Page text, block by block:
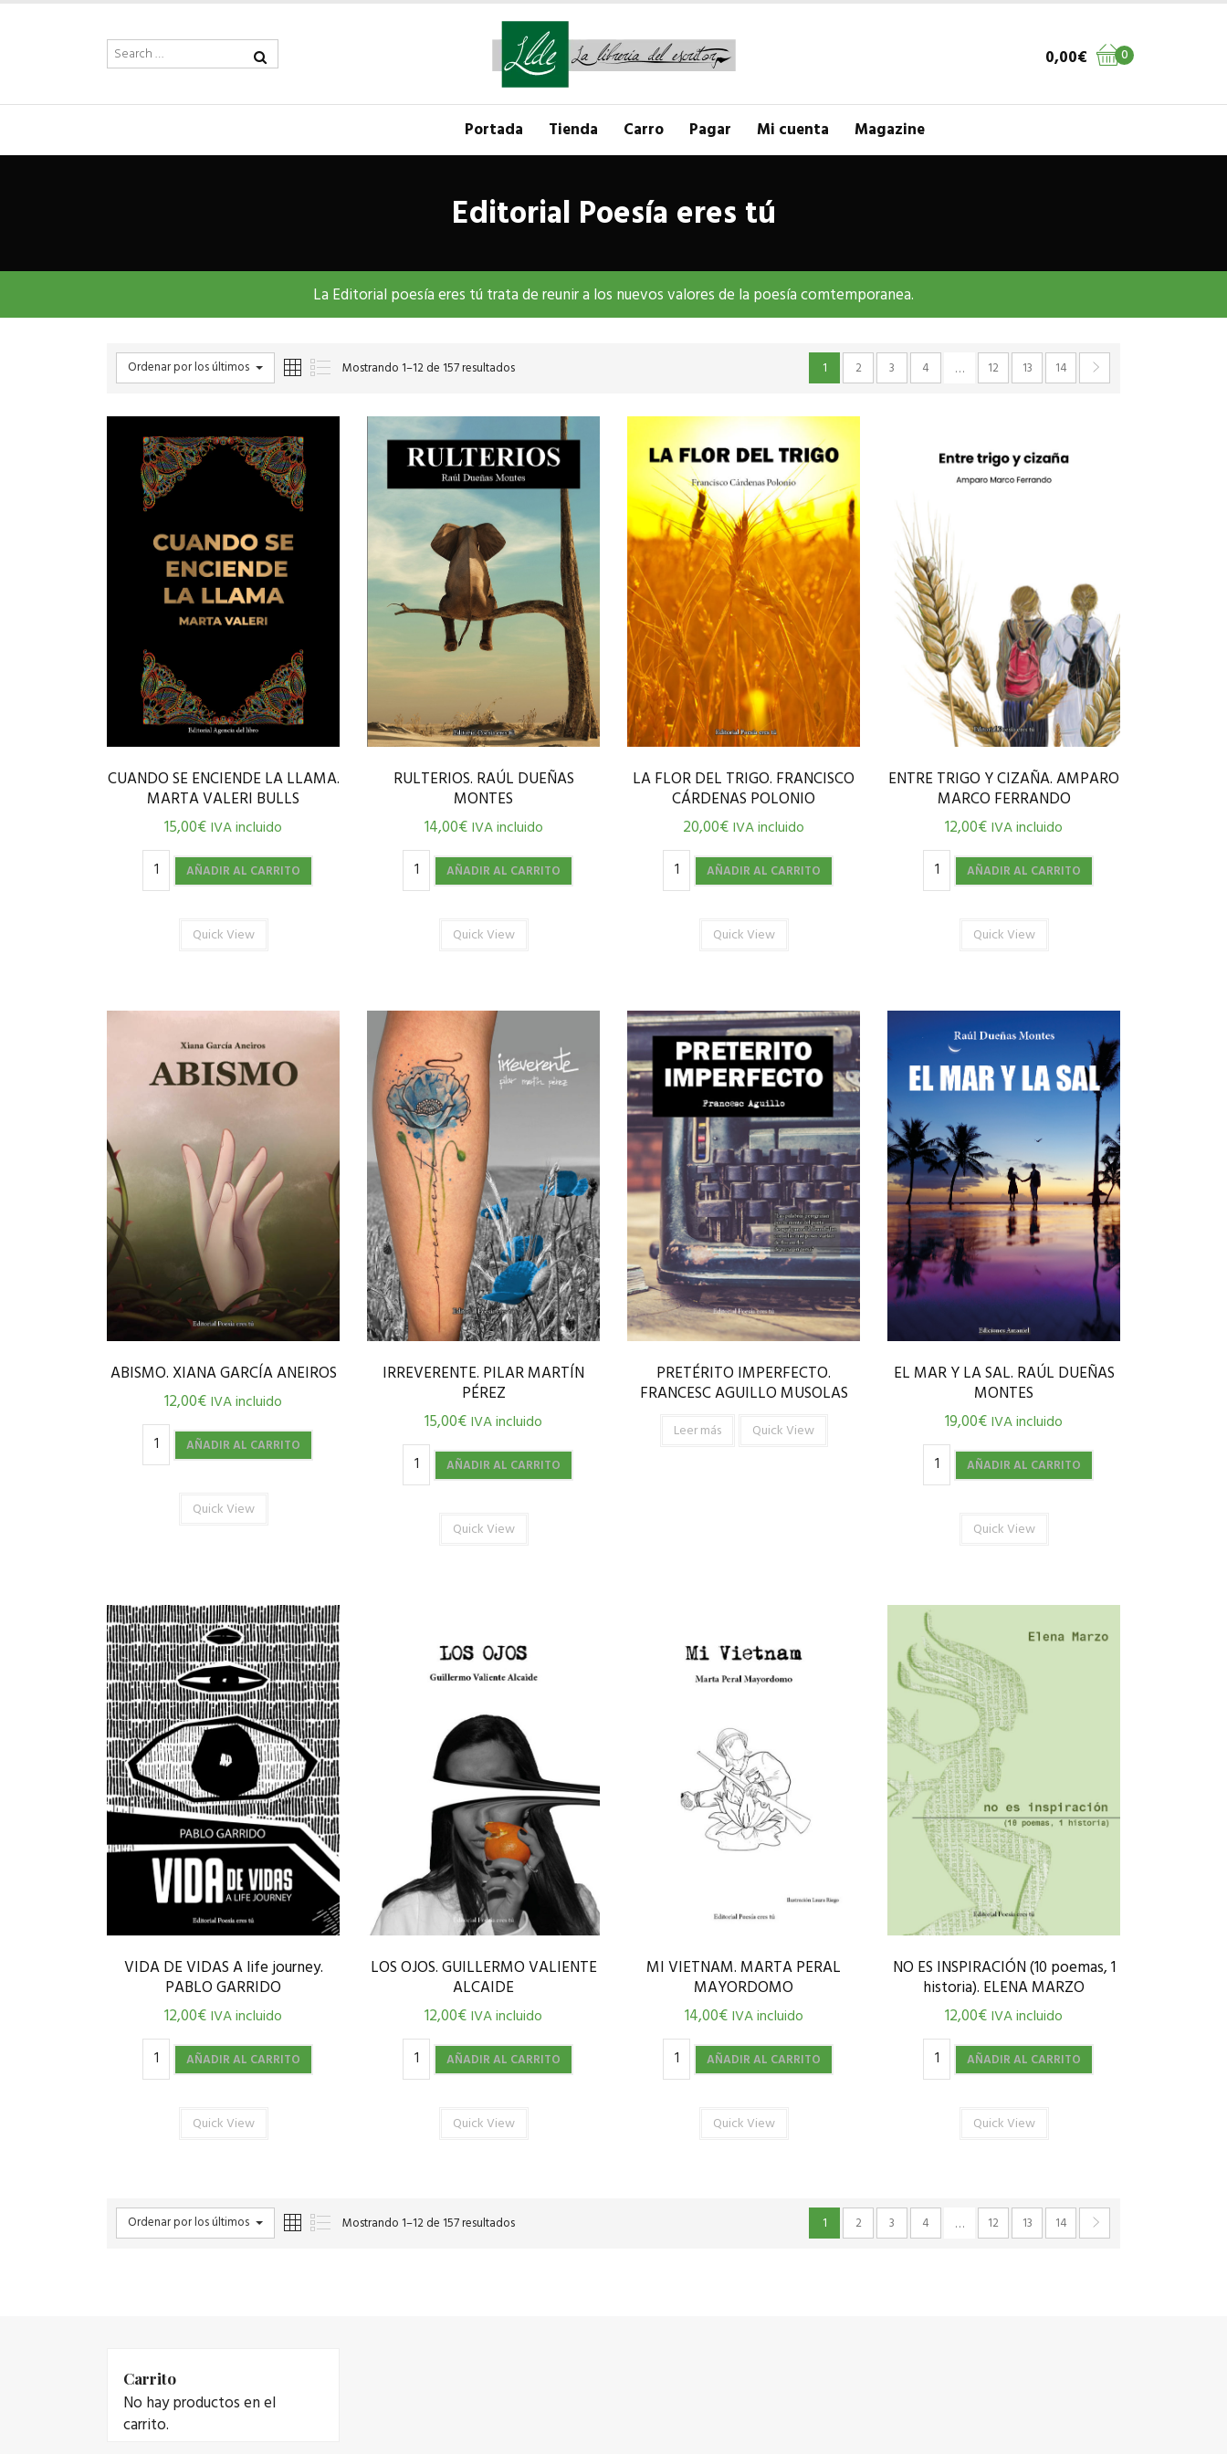
0
0,00€
Portada Tienda Carro Pagar Mi cuenta Magazine
Editorial Poesía eres tú
La Editorial poesía eres tú trata de reunir a los nuevos valores de la poesía comtemporanea.
Ordenar por los últimos 1 2 3 4 … 12 13 14
Mostrando 1–12 de 157 resultados
CUANDO SE ENCIENDE LA LLAMA.
MARTA VALERI BULLS
15,00€IVA incluido
AÑADIR AL CARRITO
Quick View
RULTERIOS. RAÚL DUEÑAS
MONTES
14,00€ IVA incluido
AÑADIR AL CARRITO
Quick View
LA FLOR DEL TRIGO. FRANCISCO
CÁRDENAS POLONIO
20,00€IVA incluido
AÑADIR AL CARRITO
Quick View
ENTRE TRIGO Y CIZAÑA. AMPARO
MARCO FERRANDO
12,00€IVA incluido
AÑADIR AL CARRITO
Quick View
ABISMO. XIANA GARCÍA ANEIROS
12,00€IVA incluido
AÑADIR AL CARRITO
Quick View
IRREVERENTE. PILAR MARTÍN
PÉREZ
15,00€IVA incluido
AÑADIR AL CARRITO
Quick View
PRETÉRITO IMPERFECTO.
FRANCESC AGUILLO MUSOLAS
Leer más Quick View
EL MAR Y LA SAL. RAÚL DUEÑAS
MONTES
19,00€IVA incluido
AÑADIR AL CARRITO
Quick View
VIDA DE VIDAS A life journey.
PABLO GARRIDO
12,00€IVA incluido
AÑADIR AL CARRITO
Quick View
LOS OJOS. GUILLERMO VALIENTE
ALCAIDE
12,00€IVA incluido
AÑADIR AL CARRITO
Quick View
MI VIETNAM. MARTA PERAL
MAYORDOMO
14,00€ IVA incluido
AÑADIR AL CARRITO
Quick View
NO ES INSPIRACIÓN (10 poemas, 1
historia). ELENA MARZO
12,00€IVA incluido
AÑADIR AL CARRITO
Quick View
Ordenar por los últimos 1 2 3 4 … 12 13 14
Mostrando 1–12 de 157 resultados
Carrito
No hay productos en el
carrito.